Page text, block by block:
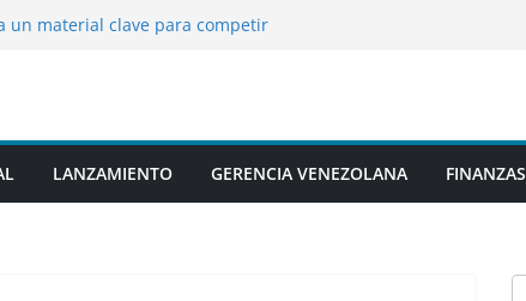
un material clave para competir
brechas de seguridad
de un F-15 de EE.UU. y
LANZAMIENTO GERENCIA VENEZOLANA FINANZAS